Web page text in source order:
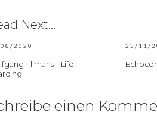
Next...
2020
Tillmans – Life
23/11/
einen